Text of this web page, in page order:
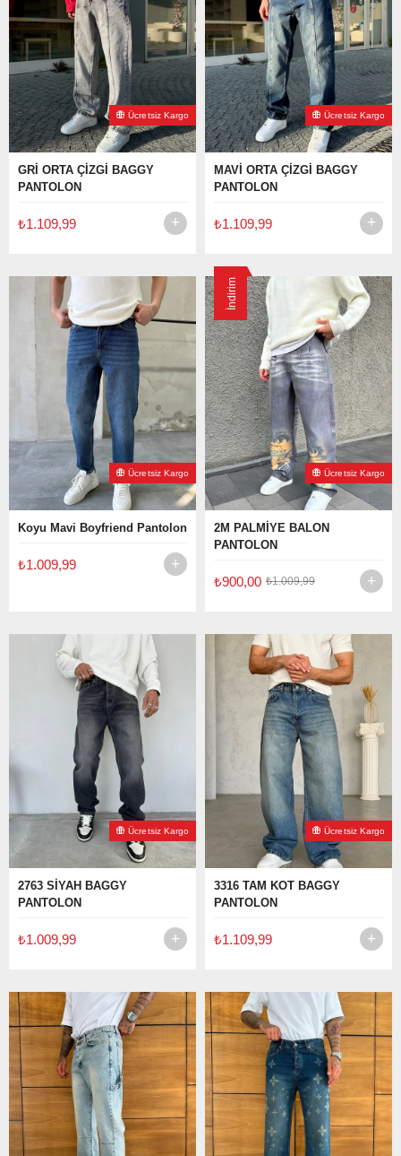
GRİ ORTA ÇİZGİ BAGGY
PANTOLON
₺1.109,99
Ücretsiz Kargo
MAVİ ORTA ÇİZGİ BAGGY
PANTOLON
₺1.109,99
Ücretsiz Kargo
Koyu Mavi Boyfriend Pantolon
₺1.009,99
Ücretsiz Kargo
2M PALMİYE BALON
PANTOLON
₺900,00 ₺1.009,99
İndirim
Ücretsiz Kargo
2763 SİYAH BAGGY
PANTOLON
₺1.009,99
Ücretsiz Kargo
3316 TAM KOT BAGGY
PANTOLON
₺1.109,99
Ücretsiz Kargo